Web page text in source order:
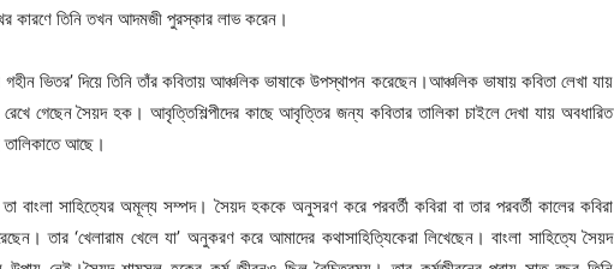
কারণে তিনি তখন আদমজী পুরস্কার লাভ করেন।
ভিতর’ দিয়ে তিনি তাঁর কবিতায় আঞ্চলিক ভাষাকে উপস্থাপন করেছেন।আঞ্চলিক ভাষায় কবিতা লেখা যায়
রেখে গেছেন সৈয়দ হক। আবৃত্তিশিল্পীদের কাছে আবৃত্তির জন্য কবিতার তালিকা চাইলে দেখা যায় অবধারিত
তালিকাতে আছে।
তা বাংলা সাহিত্যের অমূল্য সম্পদ। সৈয়দ হককে অনুসরণ করে পরবর্তী কবিরা বা তার পরবর্তী কালের কবিরা
তার ‘খেলারাম খেলে যা’ অনুকরণ করে আমাদের কথাসাহিত্যিকেরা লিখেছেন। বাংলা সাহিত্যে সৈয়দ